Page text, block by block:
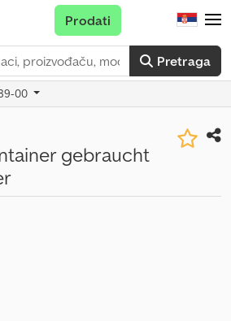
Pretraga
Prodati
00
gebraucht